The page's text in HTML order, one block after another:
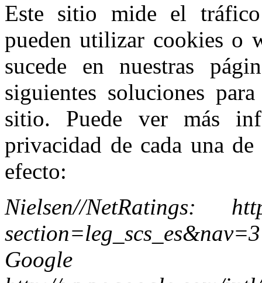
Este sitio mide el
pueden utilizar cookies o
sucede en nuestras
siguientes soluciones
sitio. Puede ver más
privacidad de cada una
efecto:
Nielsen//NetRatings:
section=leg_scs_es&nav=3
Google